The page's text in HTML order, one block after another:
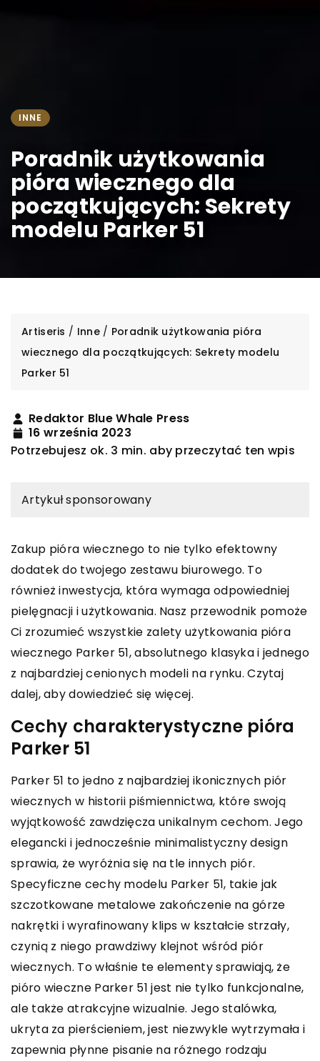
INNE
Poradnik użytkowania
pióra wiecznego dla
początkujących: Sekrety
modelu Parker 51
Artiseris / Inne/ Poradnik użytkowania pióra
wiecznego dla początkujących: Sekrety modelu
Parker 51
Redaktor Blue Whale Press
16 września 2023
Potrzebujesz ok. 3 min. aby przeczytać ten wpis
Artykuł sponsorowany
Zakup pióra wiecznego to nie tylko efektowny
dodatek do twojego zestawu biurowego. To
również inwestycja, która wymaga odpowiedniej
pielęgnacji i użytkowania. Nasz przewodnik pomoże
Ci zrozumieć wszystkie zalety użytkowania pióra
wiecznego Parker 51, absolutnego klasyka i jednego
z najbardziej cenionych modeli na rynku. Czytaj
dalej, aby dowiedzieć się więcej.
Cechy charakterystyczne pióra
Parker 51
Parker 51 to jedno z najbardziej ikonicznych piór
wiecznych w historii piśmiennictwa, które swoją
wyjątkowość zawdzięcza unikalnym cechom. Jego
elegancki i jednocześnie minimalistyczny design
sprawia, że wyróżnia się na tle innych piór.
Specyficzne cechy modelu Parker 51, takie jak
szczotkowane metalowe zakończenie na górze
nakrętki i wyrafinowany klips w kształcie strzały,
czynią z niego prawdziwy klejnot wśród piór
wiecznych. To właśnie te elementy sprawiają, że
pióro wieczne Parker 51 jest nie tylko funkcjonalne,
ale także atrakcyjne wizualnie. Jego stalówka,
ukryta za pierścieniem, jest niezwykle wytrzymała i
zapewnia płynne pisanie na różnego rodzaju